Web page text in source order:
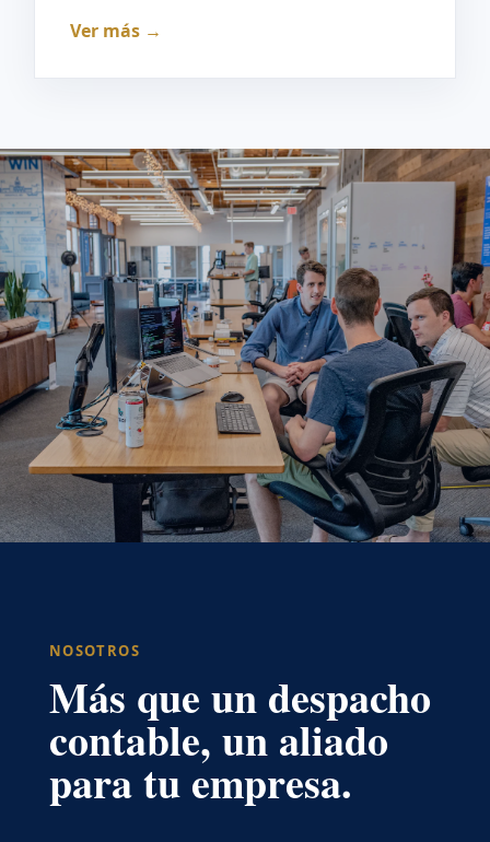
Ver más →
NOSOTROS
Más que un despacho
contable, un aliado
para tu empresa.